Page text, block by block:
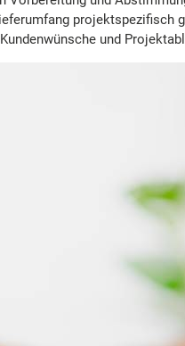
projektspezifisch
und